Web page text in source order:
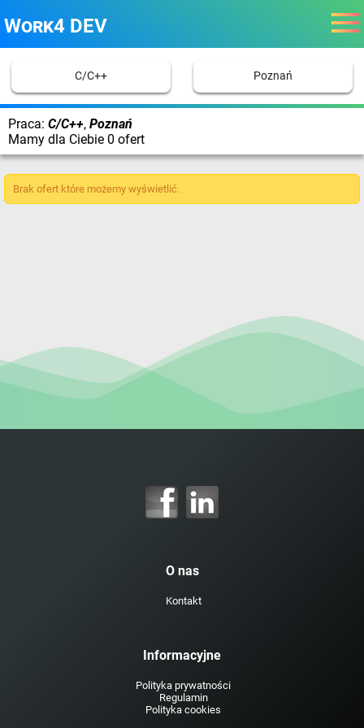
Work4 DEV
C/C++ Poznań
Praca: C/C++, Poznań
Mamy dla Ciebie 0 ofert
Brak ofert które możemy wyświetlić.
O nas
Kontakt
Informacyjne
Polityka prywatności
Regulamin
Polityka cookies